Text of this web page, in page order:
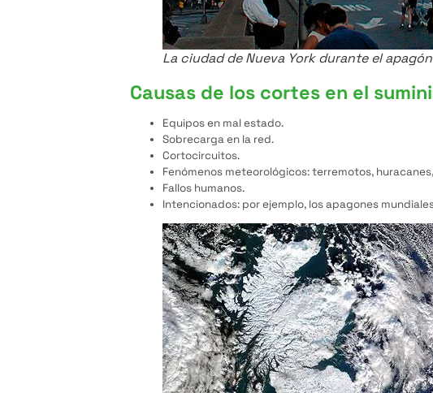
La ciudad de Nueva York durante el
Causas de los cortes en el
Equipos en mal estado.
Sobrecarga en la red.
Cortocircuitos.
Fenómenos meteorológicos: terremotos,
Fallos humanos.
Intencionados: por ejemplo, los apagones